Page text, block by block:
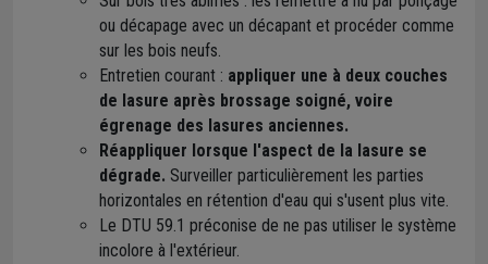
ou décapage avec un décapant et procéder comme
sur les bois neufs.
Entretien courant : appliquer une à deux couches
de lasure après brossage soigné, voire
égrenage des lasures anciennes.
Réappliquer lorsque l'aspect de la lasure se
dégrade. Surveiller particulièrement les parties
horizontales en rétention d'eau qui s'usent plus vite.
Le DTU 59.1 préconise de ne pas utiliser le système
incolore à l'extérieur.